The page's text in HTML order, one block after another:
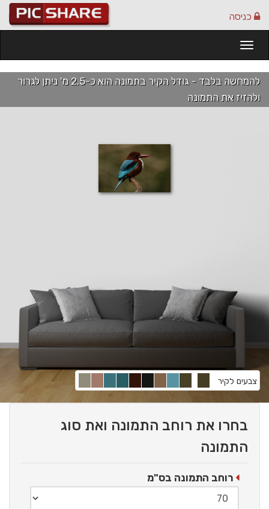
כניסה
להמחשה בלבד - גודל הקיר בתמונה הוא כ-2.5 מ' ניתן לגרור
ולהזיז את התמונה
צבעים לקיר
בחרו את רוחב התמונה ואת סוג
התמונה
רוחב התמונה בס"מ